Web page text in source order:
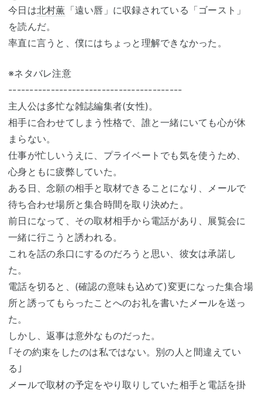
今日は北村薫 「遠い唇」に収録されている「ゴースト」
を読んだ。
率直に言うと、僕にはちょっと理解できなかった。
※ネタバレ注意
-----------------------------------------
主人公は多忙な雑誌編集者(女性)。
相手に合わせてしまう性格で、誰と一緒にいても心が休
まらない。
仕事が忙しいうえに、プライベートでも気を使うため、
心身ともに疲弊していた。
ある日、念願の相手と取材できることになり、メールで
待ち合わせ場所と集合時間を取り決めた。
前日になって、その取材相手から電話があり、展覧会に
一緒に行こうと誘われる。
これを話の糸口にするのだろうと思い、彼女は承諾し
た。
電話を切ると、(確認の意味も込めて)変更になった集合場
所と誘ってもらったことへのお礼を書いたメールを送っ
た。
しかし、返事は意外なものだった。
｢その約束をしたのは私ではない。別の人と間違えてい
る｣
メールで取材の予定をやり取りしていた相手と電話を掛